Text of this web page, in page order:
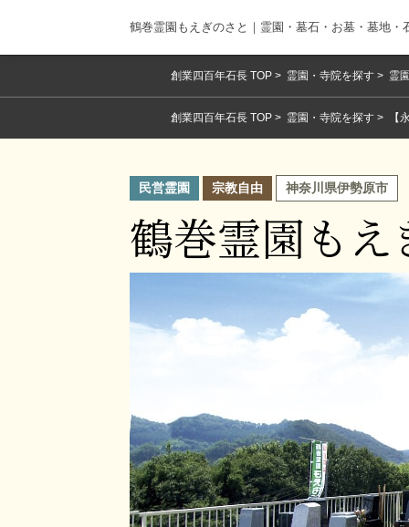
鶴巻霊園もえぎのさと｜霊園・墓石・お墓・墓地
創業四百年石長 TOP 霊園・寺院を探す 霊
創業四百年石長 TOP 霊園・寺院を探す 【
民営霊園 宗教自由 神奈川県伊勢原市
鶴巻霊園もえ